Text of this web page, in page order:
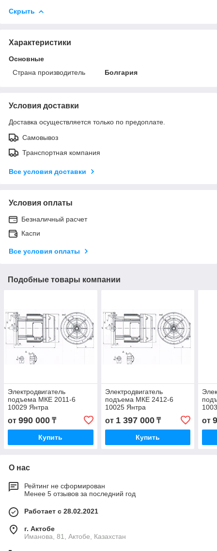
Скрыть
Характеристики
Основные
Страна производитель
Болгария
Условия доставки
Доставка осуществляется только по предоплате.
Самовывоз
Транспортная компания
Все условия доставки
Условия оплаты
Безналичный расчет
Каспи
Все условия оплаты
Подобные товары компании
Электродвигатель
подъема МКЕ 2011-6
10029 Янтра
от 990 000 ₸
Купить
Электродвигатель
подъема МКЕ 2412-6
10025 Янтра
от 1 397 000₸
Купить
от
О нас
Рейтинг не сформирован
Менее 5 отзывов за последний год
Работает с 28.02.2021
г. Актобе
Иманова, 81, Актобе, Казахстан